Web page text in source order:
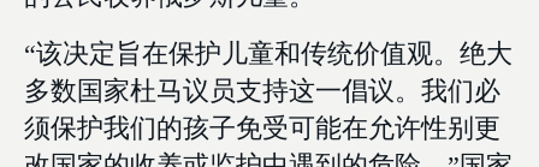
“该决定旨在保护儿童和传统价值观。绝大
多数国家杜马议员支持这一倡议。我们必
须保护我们的孩子免受可能在允许性别更